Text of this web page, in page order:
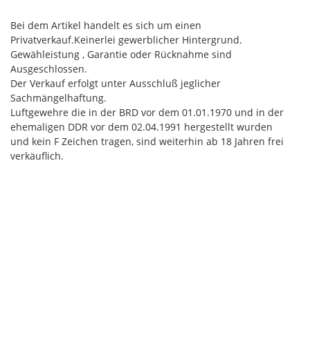
Bei dem Artikel handelt es sich um einen
Privatverkauf.Keinerlei gewerblicher Hintergrund.
Gewähleistung , Garantie oder Rücknahme sind
Ausgeschlossen.
Der Verkauf erfolgt unter Ausschluß jeglicher
Sachmängelhaftung.
Luftgewehre die in der BRD vor dem 01.01.1970 und in der
ehemaligen DDR vor dem 02.04.1991 hergestellt wurden
und kein F Zeichen tragen, sind weiterhin ab 18 Jahren frei
verkäuflich.